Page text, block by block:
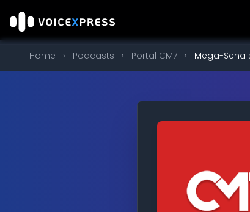
Home › Podcasts › Portal CM7 › Mega-Sena